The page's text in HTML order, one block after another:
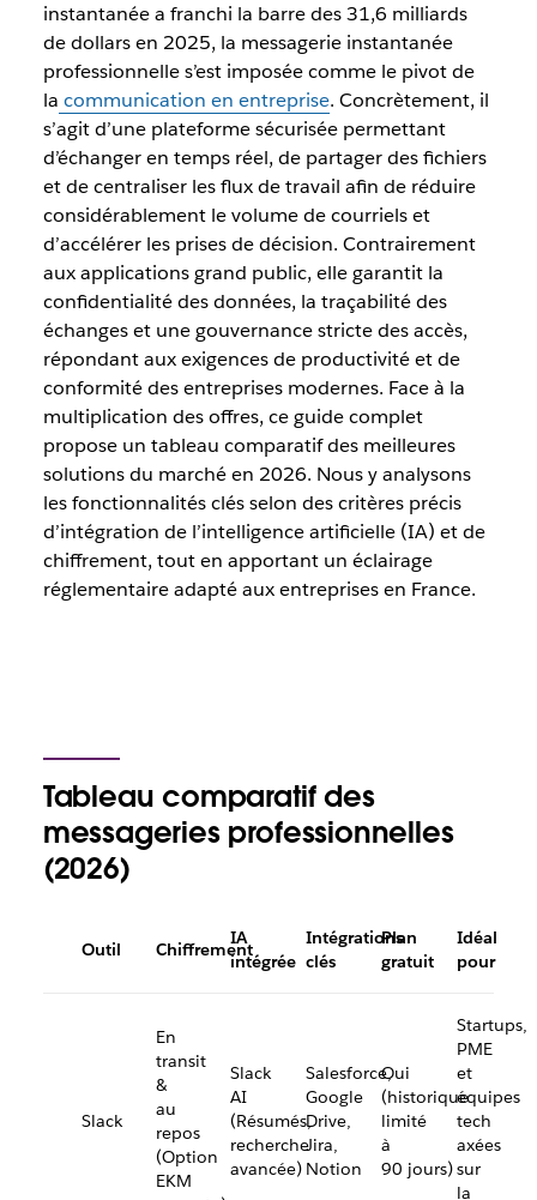
instantanée a franchi la barre des 31,6 milliards
de dollars en 2025, la messagerie instantanée
professionnelle s’est imposée comme le pivot de
la communication en entreprise. Concrètement, il
s’agit d’une plateforme sécurisée permettant
d’échanger en temps réel, de partager des fichiers
et de centraliser les flux de travail afin de réduire
considérablement le volume de courriels et
d’accélérer les prises de décision. Contrairement
aux applications grand public, elle garantit la
confidentialité des données, la traçabilité des
échanges et une gouvernance stricte des accès,
répondant aux exigences de productivité et de
conformité des entreprises modernes. Face à la
multiplication des offres, ce guide complet
propose un tableau comparatif des meilleures
solutions du marché en 2026. Nous y analysons
les fonctionnalités clés selon des critères précis
d’intégration de l’intelligence artificielle (IA) et de
chiffrement, tout en apportant un éclairage
réglementaire adapté aux entreprises en France.
Tableau comparatif des
messageries professionnelles
(2026)
Outil Chiffrement
IA
intégrée
Intégrations
clés
Plan
gratuit
Idéal
pour
Slack
En
transit
&
au
repos
(Option
EKM
Slack
AI
(Résumés,
recherche
avancée)
Salesforce,
Google
Drive,
Jira,
Notion
Oui
(historique
limité
à
90 jours)
Startups,
PME
et
équipes
tech
axées
sur
la